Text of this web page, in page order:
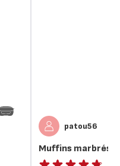
patou56
Muffins marbrés